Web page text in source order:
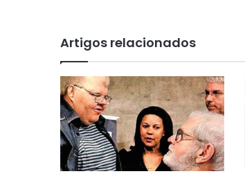
Artigos relacionados